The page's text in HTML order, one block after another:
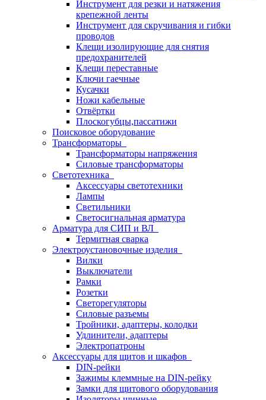
Инструмент для резки и натяжения
крепежной ленты
Инструмент для скручивания и гибки
проводов
Клещи изолирующие для снятия
предохранителей
Клещи переставные
Ключи гаечные
Кусачки
Ножи кабельные
Отвёртки
Плоскогубцы,пассатижи
Поисковое оборудование
Трансформаторы
Трансформаторы напряжения
Силовые трансформаторы
Светотехника
Аксессуары светотехники
Лампы
Светильники
Светосигнальная арматура
Арматура для СИП и ВЛ
Термитная сварка
Электроустановочные изделия
Вилки
Выключатели
Рамки
Розетки
Светорегуляторы
Силовые разъемы
Тройники, адаптеры, колодки
Удлинители, адаптеры
Электропатроны
Аксессуары для щитов и шкафов
DIN-рейки
Зажимы клеммные на DIN-рейку
Замки для щитового оборудования